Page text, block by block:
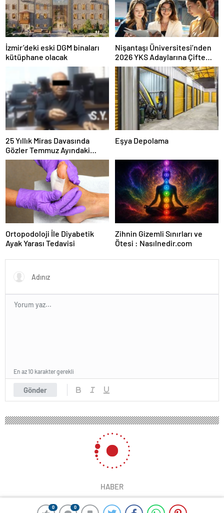
0 0
İzmir’deki eski DGM binaları
kütüphane olacak
Nişantaşı Üniversitesi’nden
2026 YKS Adaylarına Çifte
Güvence: Sabit Ücret ve
Kesintisiz Burs
25 Yıllık Miras Davasında
Gözler Temmuz Ayındaki
Karar Duruşmasına Çevrildi
Eşya Depolama
Ortopodoloji İle Diyabetik
Ayak Yarası Tedavisi
Zihnin Gizemli Sınırları ve
Ötesi : Nasılnedir.com
Gönder
En az 10 karakter gerekli
HABER